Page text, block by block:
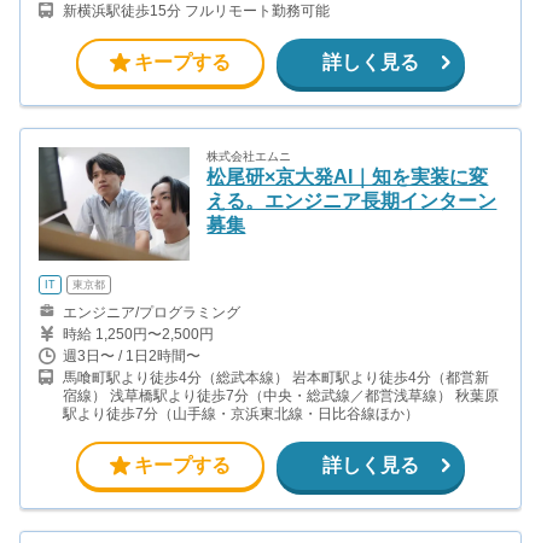
新横浜駅徒歩15分 フルリモート勤務可能
キープする 詳しく見る
株式会社エムニ
松尾研×京大発AI｜知を実装に変
える。エンジニア長期インターン
募集
IT 東京都
エンジニア/プログラミング
時給 1,250円〜2,500円
週3日〜 / 1日2時間〜
馬喰町駅より徒歩4分（総武本線） 岩本町駅より徒歩4分（都営新
宿線） 浅草橋駅より徒歩7分（中央・総武線／都営浅草線） 秋葉原
駅より徒歩7分（山手線・京浜東北線・日比谷線ほか）
キープする 詳しく見る